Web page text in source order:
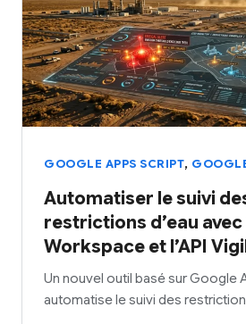
GOOGLE APPS SCRIPT,
Automatiser le suivi
restrictions d’eau
Workspace et l’API
Un nouvel outil basé sur Google
automatise le suivi des